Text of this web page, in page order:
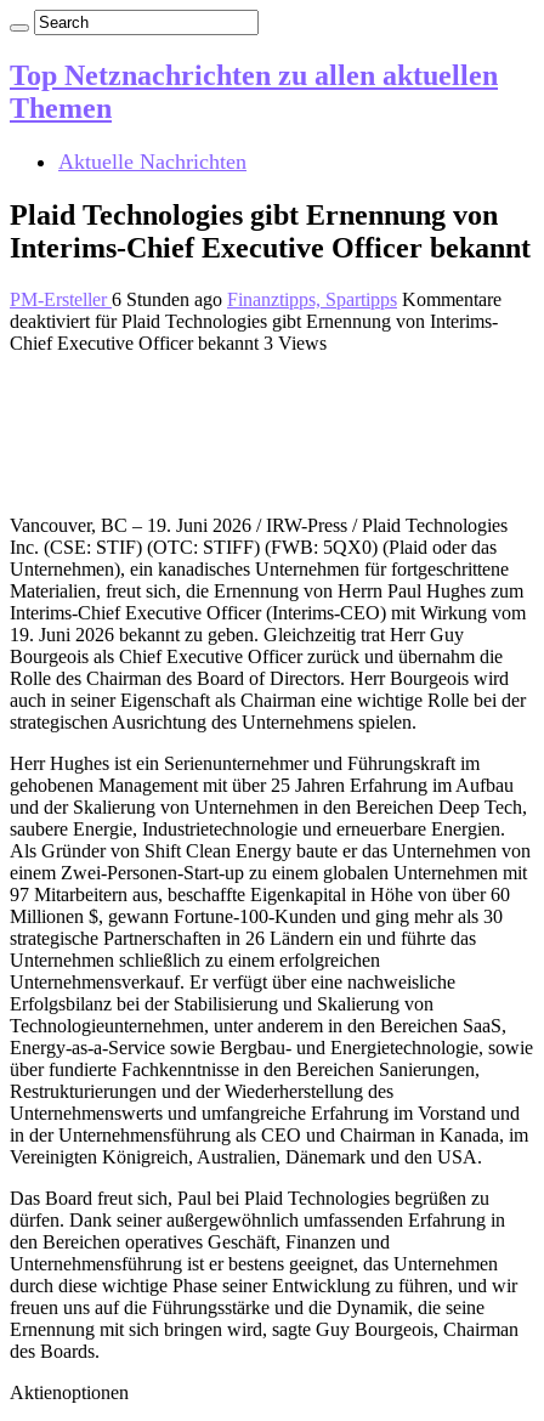
Top Netznachrichten zu allen aktuellen
Themen
Aktuelle Nachrichten
Plaid Technologies gibt Ernennung von
Interims-Chief Executive Officer bekannt
PM-Ersteller6 Stunden ago Finanztipps, Spartipps Kommentare
deaktiviert für Plaid Technologies gibt Ernennung von Interims-
Chief Executive Officer bekannt 3 Views
Vancouver, BC – 19. Juni 2026 / IRW-Press / Plaid Technologies
Inc. (CSE: STIF) (OTC: STIFF) (FWB: 5QX0) (Plaid oder das
Unternehmen), ein kanadisches Unternehmen für fortgeschrittene
Materialien, freut sich, die Ernennung von Herrn Paul Hughes zum
Interims-Chief Executive Officer (Interims-CEO) mit Wirkung vom
19. Juni 2026 bekannt zu geben. Gleichzeitig trat Herr Guy
Bourgeois als Chief Executive Officer zurück und übernahm die
Rolle des Chairman des Board of Directors. Herr Bourgeois wird
auch in seiner Eigenschaft als Chairman eine wichtige Rolle bei der
strategischen Ausrichtung des Unternehmens spielen.
Herr Hughes ist ein Serienunternehmer und Führungskraft im
gehobenen Management mit über 25 Jahren Erfahrung im Aufbau
und der Skalierung von Unternehmen in den Bereichen Deep Tech,
saubere Energie, Industrietechnologie und erneuerbare Energien.
Als Gründer von Shift Clean Energy baute er das Unternehmen von
einem Zwei-Personen-Start-up zu einem globalen Unternehmen mit
97 Mitarbeitern aus, beschaffte Eigenkapital in Höhe von über 60
Millionen $, gewann Fortune-100-Kunden und ging mehr als 30
strategische Partnerschaften in 26 Ländern ein und führte das
Unternehmen schließlich zu einem erfolgreichen
Unternehmensverkauf. Er verfügt über eine nachweisliche
Erfolgsbilanz bei der Stabilisierung und Skalierung von
Technologieunternehmen, unter anderem in den Bereichen SaaS,
Energy-as-a-Service sowie Bergbau- und Energietechnologie, sowie
über fundierte Fachkenntnisse in den Bereichen Sanierungen,
Restrukturierungen und der Wiederherstellung des
Unternehmenswerts und umfangreiche Erfahrung im Vorstand und
in der Unternehmensführung als CEO und Chairman in Kanada, im
Vereinigten Königreich, Australien, Dänemark und den USA.
Das Board freut sich, Paul bei Plaid Technologies begrüßen zu
dürfen. Dank seiner außergewöhnlich umfassenden Erfahrung in
den Bereichen operatives Geschäft, Finanzen und
Unternehmensführung ist er bestens geeignet, das Unternehmen
durch diese wichtige Phase seiner Entwicklung zu führen, und wir
freuen uns auf die Führungsstärke und die Dynamik, die seine
Ernennung mit sich bringen wird, sagte Guy Bourgeois, Chairman
des Boards.
Aktienoptionen